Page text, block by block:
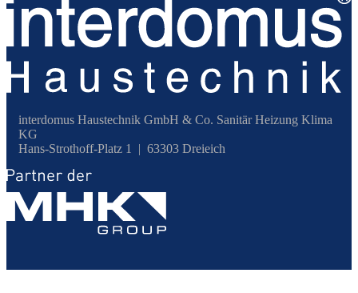
interdomus Haustechnik GmbH & Co. Sanitär Heizung Klima
KG
Hans-Strothoff-Platz 1 | 63303 Dreieich